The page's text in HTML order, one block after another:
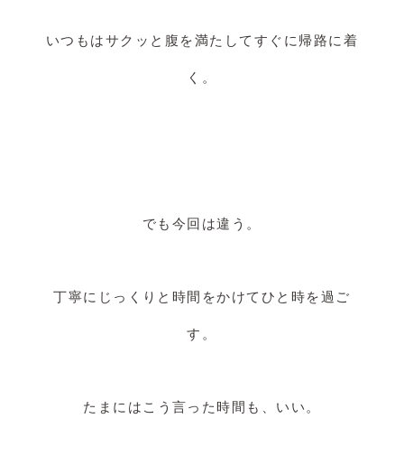
いつもはサクッと腹を満たしてすぐに帰路に着
く。
でも今回は違う。
丁寧にじっくりと時間をかけてひと時を過ご
す。
たまにはこう言った時間も、いい。